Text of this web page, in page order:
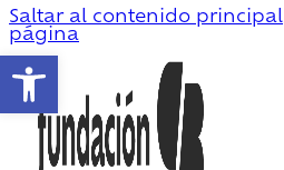
Abrir barra de herramientas
Saltar al contenido principal
página